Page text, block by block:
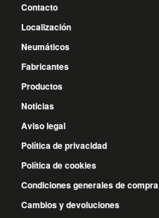
Contacto
Localización
Neumáticos
Fabricantes
Productos
Noticias
Aviso legal
Política de privacidad
Política de cookies
Condiciones generales de compra
Cambios y devoluciones